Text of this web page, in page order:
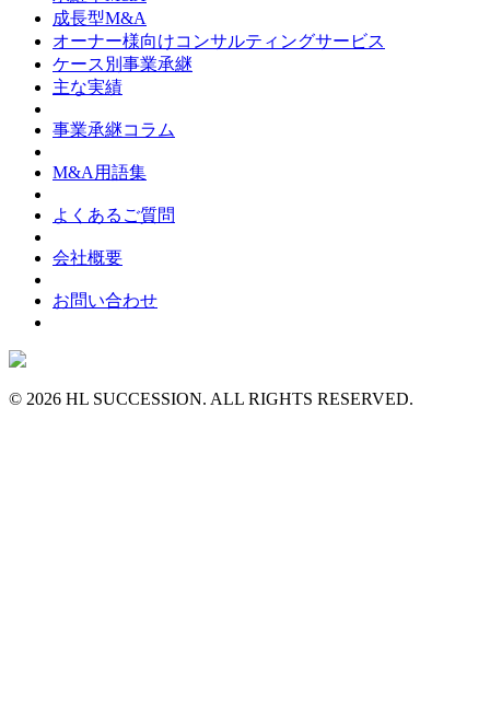
成長型M&A
オーナー様向けコンサルティングサービス
ケース別事業承継
主な実績
事業承継コラム
M&A用語集
よくあるご質問
会社概要
お問い合わせ
© 2026 HL SUCCESSION. ALL RIGHTS RESERVED.